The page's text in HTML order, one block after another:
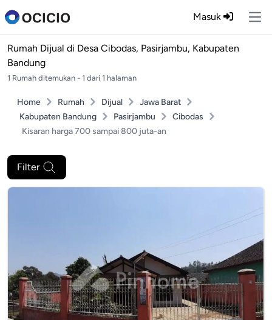
Masuk
Rumah Dijual di Desa Cibodas, Pasirjambu, Kabupaten
Bandung
1 Rumah ditemukan - 1 dari 1 halaman
Home Rumah Dijual
Jawa Barat
Kabupaten Bandung
Pasirjambu
Cibodas
Kisaran harga 700 sampai 800 juta-an
Filter